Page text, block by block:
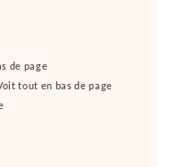
de page
tout en bas de page